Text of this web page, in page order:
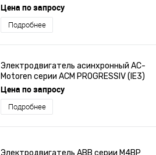
Цена по запросу
Подробнее
Электродвигатель асинхронный AC-
Motoren серии ACM PROGRESSIV (IE3)
Цена по запросу
Подробнее
Электродвигатель ABB серии M4BP